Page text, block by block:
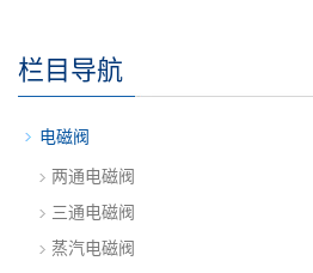
栏目导航
电磁阀
两通电磁阀
三通电磁阀
蒸汽电磁阀